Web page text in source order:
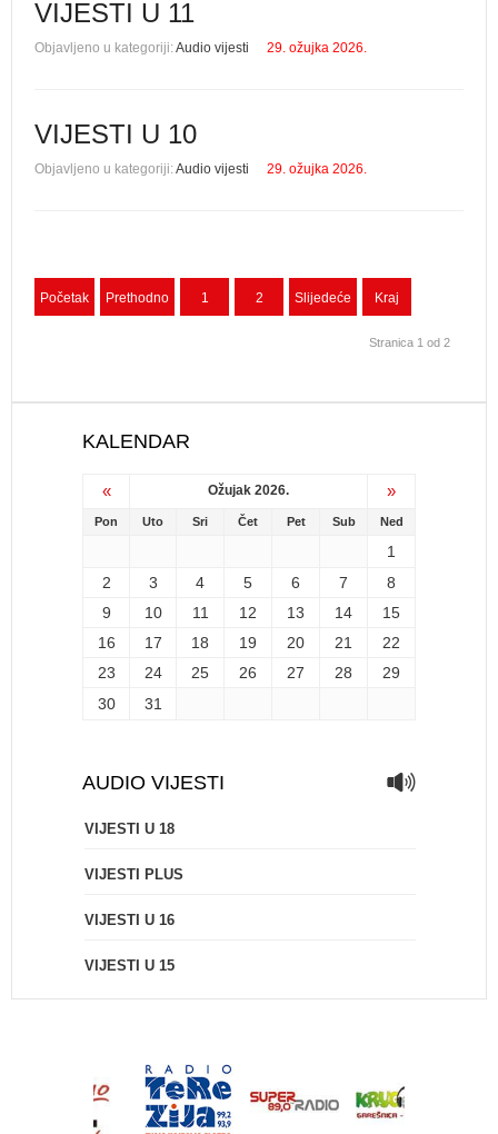
VIJESTI U 11
Objavljeno u kategoriji:Audio vijesti 29. ožujka 2026.
VIJESTI U 10
Objavljeno u kategoriji:Audio vijesti 29. ožujka 2026.
Početak Prethodno 1 2 Slijedeće Kraj
Stranica 1 od 2
KALENDAR
« Ožujak 2026. »
Pon Uto Sri Čet Pet Sub Ned
1
2
3 4 5 6 7
8
9
10 11 12 13 14
15
16
17 18 19 20 21
22
23
24 25 26 27 28
29
30
31
AUDIO VIJESTI
VIJESTI U 18
VIJESTI PLUS
VIJESTI U 16
VIJESTI U 15